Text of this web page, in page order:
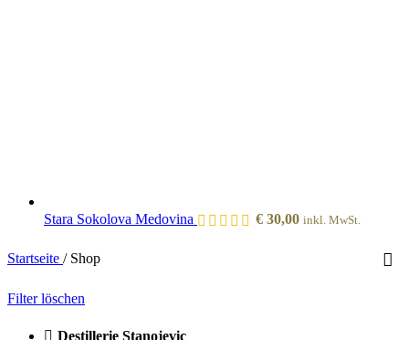
Stara Sokolova Medovina € 30,00 inkl. MwSt.
Startseite / Shop
Filter löschen
Destillerie Stanojevic